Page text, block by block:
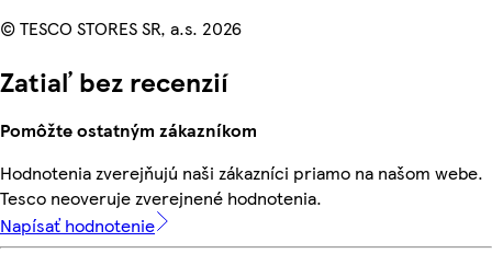
© TESCO STORES SR, a.s. 2026
Zatiaľ bez recenzií
Pomôžte ostatným zákazníkom
Hodnotenia zverejňujú naši zákazníci priamo na našom webe.
Tesco neoveruje zverejnené hodnotenia.
Napísať hodnotenie